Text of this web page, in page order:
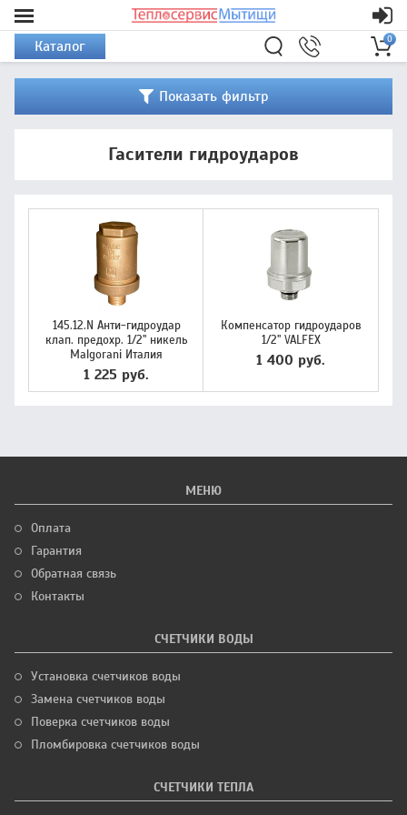
Каталог 0
Показать фильтр
Гасители гидроударов
145.12.N Анти-гидроудар
клап. предохр. 1/2" никель
Malgorani Италия
1 225 руб.
Компенсатор гидроударов
1/2" VALFEX
1 400 руб.
МЕНЮ
Оплата
Гарантия
Обратная связь
Контакты
СЧЕТЧИКИ ВОДЫ
Установка счетчиков воды
Замена счетчиков воды
Поверка счетчиков воды
Пломбировка счетчиков воды
СЧЕТЧИКИ ТЕПЛА